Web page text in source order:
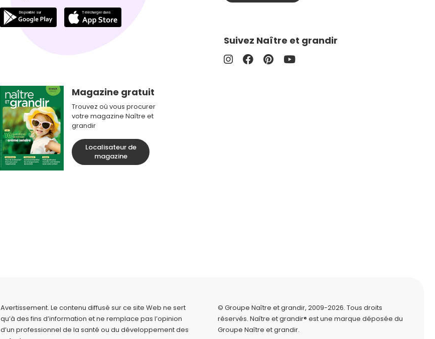
Magazine gratuit
Trouvez où vous procurer
votre magazine Naître et
grandir
Localisateur de
magazine
Suivez Naître et grandir
Avertissement. Le contenu diffusé sur ce site Web ne sert
qu’à des fins d’information et ne remplace pas l’opinion
d’un professionnel de la santé ou du développement des
© Groupe Naître et grandir, 2009-2026. Tous droits
réservés. Naître et grandir® est une marque déposée du
Groupe Naître et grandir.